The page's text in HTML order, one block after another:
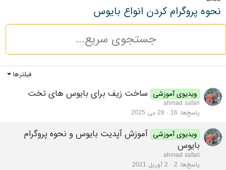
نحوه پروگرام کردن انواع بایوس
فیلترها
ویدیوی آموزشی ساخت زیف برای بایوس های تخت
ahmad safari
پاسخ‌ها 16 28 می 2025
ویدیوی آموزشی آموزش آپدیت بایوس و نحوه پروگرام
بایوس
ahmad safari
پاسخ‌ها 2 2 آوریل 2021